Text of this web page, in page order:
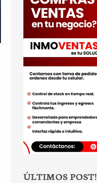
ÚLTIMOS POST!